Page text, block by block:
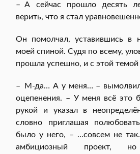
– А сейчас прошло десять
верить, что я стал
Он помолчал, уставившись в
моей спиной. Судя по всему,
прошла успешно, и с этой
– М-да… А у меня… –
оцепенения. – У меня всё это
рукой и указал в
словно приглашая
было у него, – …совсем не
амбициозный проект,